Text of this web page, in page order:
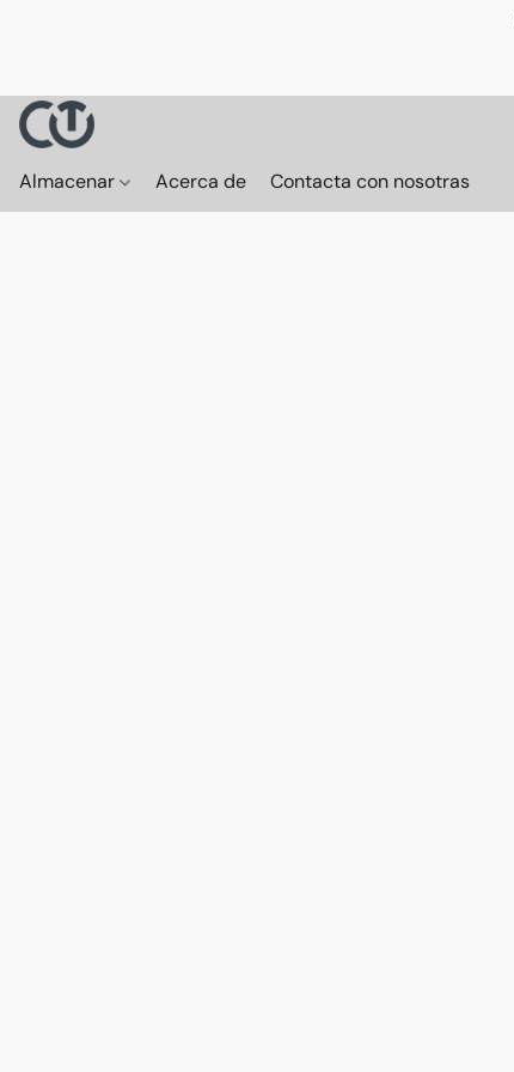
Almacenar Acerca de Contacta con nosotras